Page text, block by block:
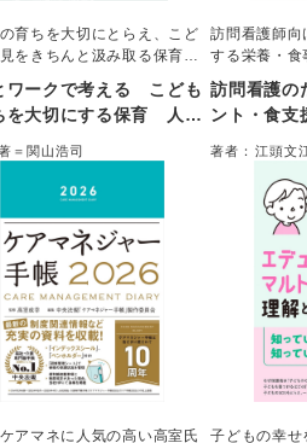
育ちを大切にとらえ、こど
をきちんと汲み取る保育実
るための知識・ポイントをわ
く整理。保育現場で役立つ
ドラインを保育場面の事例
理解できるようにし、個
としての取り組みを具体的に
ワークで考える こども
を大切にする保育 人権
る園づくり
＝関山浩司
訪問看護師向
する栄養・食
援を、疾患・
まとめた。栄
援の基本、現
ソード、具体
解説。訪問
育のテキス
訪問看護の
ント・食支
著者：江頭文
アマネに人気の高い高室氏
子どもの幸せ